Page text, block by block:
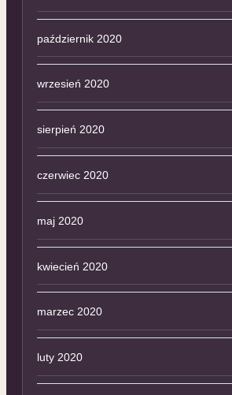
październik 2020
wrzesień 2020
sierpień 2020
czerwiec 2020
maj 2020
kwiecień 2020
marzec 2020
luty 2020